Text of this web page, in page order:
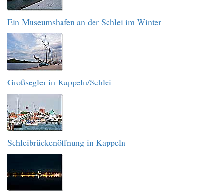
Ein Museumshafen an der Schlei im Winter
Großsegler in Kappeln/Schlei
Schleibrückenöffnung in Kappeln